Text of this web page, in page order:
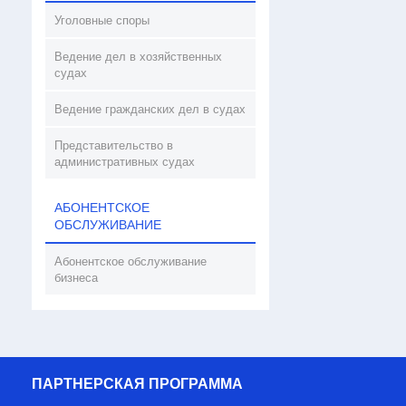
Уголовные споры
Ведение дел в хозяйственных
судах
Ведение гражданских дел в судах
Представительство в
административных судах
АБОНЕНТСКОЕ
ОБСЛУЖИВАНИЕ
Абонентское обслуживание
бизнеса
ПАРТНЕРСКАЯ ПРОГРАММА